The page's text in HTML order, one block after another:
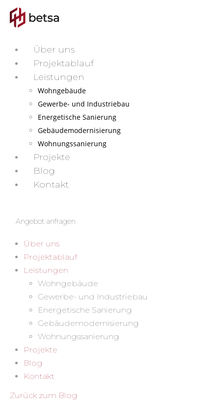
Über uns
Projektablauf
Leistungen
Wohngebäude
Gewerbe- und Industriebau
Energetische Sanierung
Gebäudemodernisierung
Wohnungssanierung
Projekte
Blog
Kontakt
Angebot anfragen
Über uns
Projektablauf
Leistungen
Wohngebäude
Gewerbe- und Industriebau
Energetische Sanierung
Gebäudemodernisierung
Wohnungssanierung
Projekte
Blog
Kontakt
Zurück zum Blog